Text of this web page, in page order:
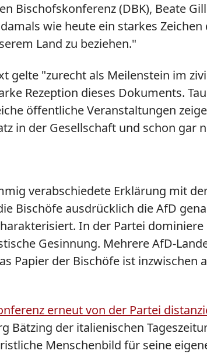
Bischofskonferenz (DBK), Beate
wie heute ein starkes
Land zu beziehen."
gelte "zurecht als Meilenstein im
Rezeption dieses Dokuments.
öffentliche Veranstaltungen
in der Gesellschaft und schon gar
verabschiedete Erklärung mit
Bischöfe ausdrücklich die AfD
In der Partei
Gesinnung. Mehrere AfD-
Papier der Bischöfe ist inzwischen
erneut von der Partei
der italienischen
Menschenbild für seine